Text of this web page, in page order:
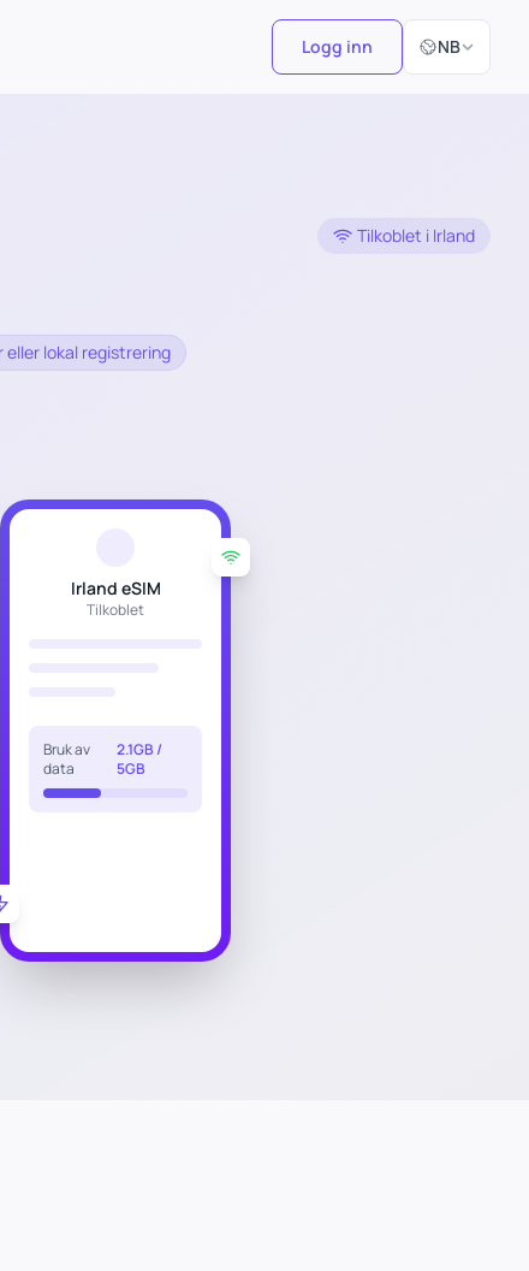
Logg inn NB
Velg språk
Tilkoblet i Irland
lokal registrering
Irland eSIM
Tilkoblet
Bruk av
data
2.1GB /
5GB